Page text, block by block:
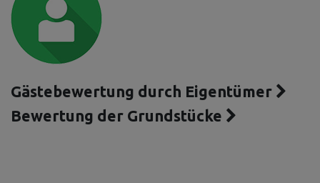
Gästebewertung durch Eigentümer
Bewertung der Grundstücke